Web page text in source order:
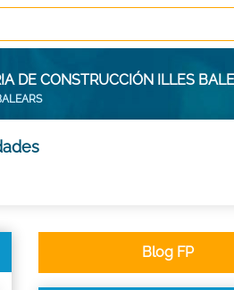
DE CONSTRUCCIÓN ILLES
Blog FP